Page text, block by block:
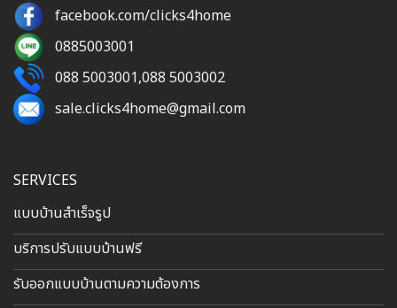
SERVICES
แบบบ้านสำเร็จรูป
บริการปรับแบบบ้านฟรี
รับออกแบบบ้านตามความต้องการ
facebook.com/clicks4home
0885003001
088 5003001,088 5003002
sale.clicks4home@gmail.com